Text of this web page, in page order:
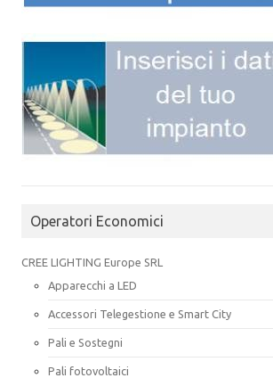
Operatori Economici
CREE LIGHTING Europe SRL
Apparecchi a LED
Accessori Telegestione e Smart City
Pali e Sostegni
Pali fotovoltaici